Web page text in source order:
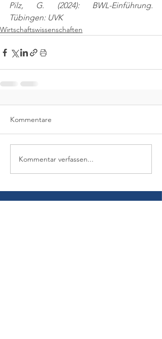
Pilz, G. (2024): BWL-Einführung.
Tübingen: UVK
Wirtschaftswissenschaften
Kommentare
Kommentar verfassen...